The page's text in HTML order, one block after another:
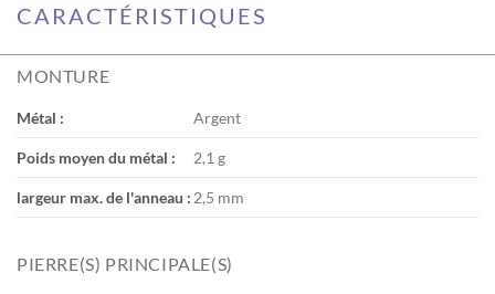
CARACTÉRISTIQUES
MONTURE
Métal : Argent
Poids moyen du métal : 2,1 g
largeur max. de l'anneau : 2,5 mm
PIERRE(S) PRINCIPALE(S)